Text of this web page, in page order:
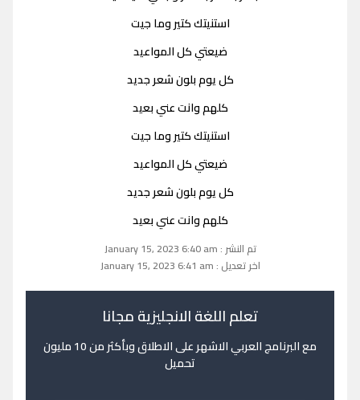
استنيتك كتير وما جيت
ضيعتي كل المواعيد
كل يوم بلون شعر جديد
كلهم وانت عني بعيد
استنيتك كتير وما جيت
ضيعتي كل المواعيد
كل يوم بلون شعر جديد
كلهم وانت عني بعيد
تم النشر : January 15, 2023 6:40 am
اخر تعديل : January 15, 2023 6:41 am
تعلم اللغة الانجليزية مجانا
مع البرنامج العربي الاشهر على الاطلاق وبأكثر من 10 مليون
تحميل